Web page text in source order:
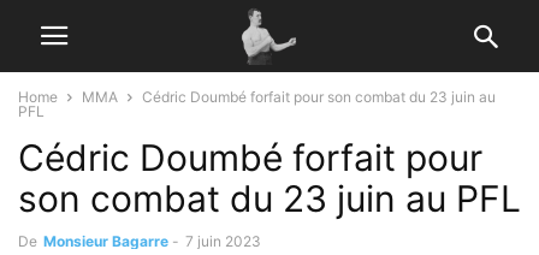
Home MMA
Cédric Doumbé forfait pour son combat du 23 juin au
PFL
Cédric Doumbé forfait pour
son combat du 23 juin au PFL
De Monsieur Bagarre - 7 juin 2023